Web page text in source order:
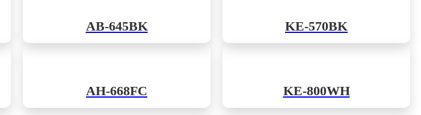
AB-645BK KE-570BK
AH-668FC KE-800WH